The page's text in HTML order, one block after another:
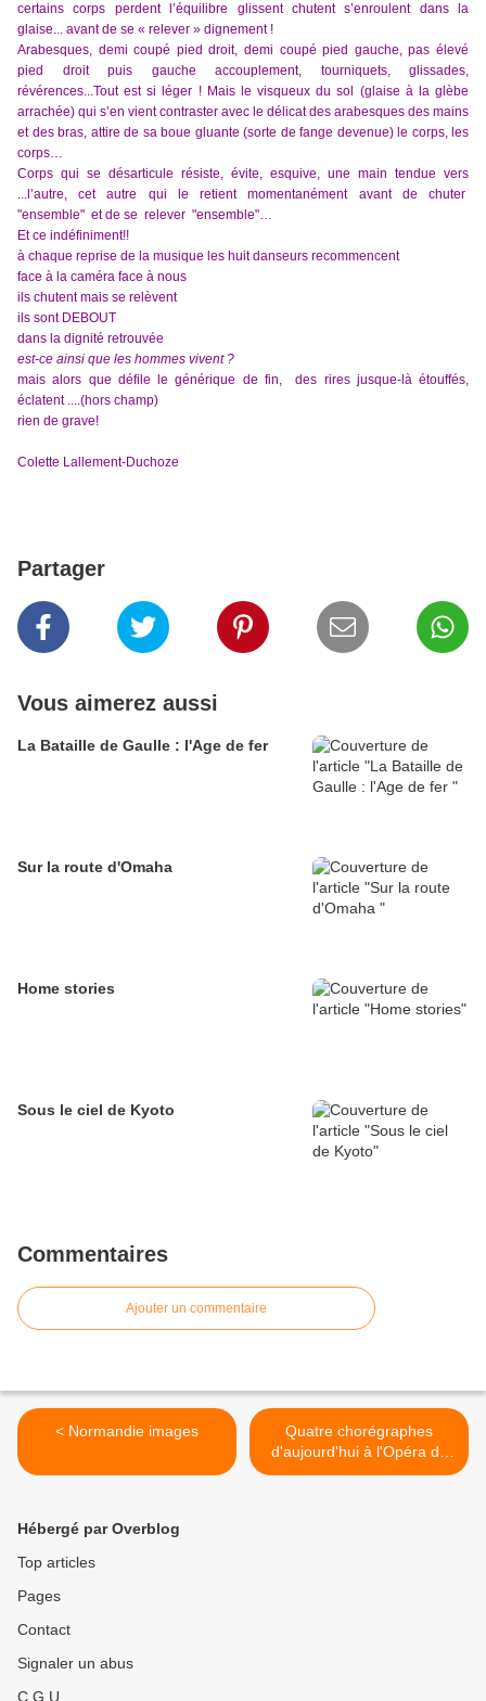
certains corps perdent l’équilibre glissent chutent s’enroulent dans la
glaise... avant de se « relever » dignement !
Arabesques, demi coupé pied droit, demi coupé pied gauche, pas élevé
pied droit puis gauche accouplement, tourniquets, glissades,
révérences...Tout est si léger ! Mais le visqueux du sol (glaise à la glèbe
arrachée) qui s’en vient contraster avec le délicat des arabesques des mains
et des bras, attire de sa boue gluante (sorte de fange devenue) le corps, les
corps…
Corps qui se désarticule résiste, évite, esquive, une main tendue vers
...l’autre, cet autre qui le retient momentanément avant de chuter
"ensemble" et de se relever "ensemble"…
Et ce indéfiniment!!
à chaque reprise de la musique les huit danseurs recommencent
face à la caméra face à nous
ils chutent mais se relèvent
ils sont DEBOUT
dans la dignité retrouvée
est-ce ainsi que les hommes vivent ?
mais alors que défile le générique de fin, des rires jusque-là étouffés,
éclatent ....(hors champ)
rien de grave!
Colette Lallement-Duchoze
Partager
Vous aimerez aussi
La Bataille de Gaulle : l'Age de fer
Sur la route d'Omaha
Home stories
Sous le ciel de Kyoto
Commentaires
Ajouter un commentaire
< Normandie images
Quatre chorégraphes
d'aujourd'hui à l'Opéra de
Paris >
Hébergé par Overblog
Top articles
Pages
Contact
Signaler un abus
C.G.U.